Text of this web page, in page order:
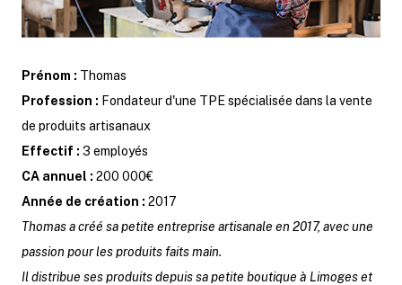
Prénom : Thomas
Profession : Fondateur d'une TPE spécialisée dans la vente
de produits artisanaux
Effectif : 3 employés
CA annuel : 200 000€
Année de création : 2017
Thomas a créé sa petite entreprise artisanale en 2017, avec une
passion pour les produits faits main.
Il distribue ses produits depuis sa petite boutique à Limoges et